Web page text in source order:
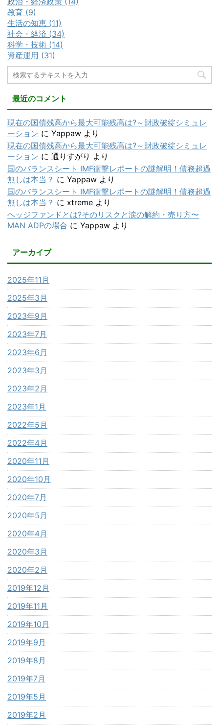
教育 (9)
生活の知恵 (11)
社会・経済 (34)
科学・技術 (14)
資産運用 (31)
最近のコメント
現在の国債残高から最大可能残高は?～財政破綻シミュレ
ーション に Yappaw より
現在の国債残高から最大可能残高は?～財政破綻シミュレ
ーション に 通りすがり より
国のバランスシート IMF衝撃レポートの謎解明！債務超過
無しは本当？ に Yappaw より
国のバランスシート IMF衝撃レポートの謎解明！債務超過
無しは本当？ に xtreme より
ヘッジファンドとは?そのリスクと涙の解約・売り方〜
MAN ADPの場合 に Yappaw より
アーカイブ
2025年11月
2025年3月
2023年9月
2023年7月
2023年6月
2023年3月
2023年2月
2023年1月
2022年5月
2022年4月
2020年11月
2020年10月
2020年7月
2020年5月
2020年4月
2020年3月
2020年2月
2019年12月
2019年11月
2019年10月
2019年9月
2019年8月
2019年7月
2019年5月
2019年2月